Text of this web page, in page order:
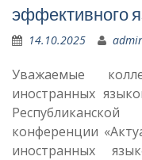
эффективного
14.10.2025
Уважаемые
иностранных
конференции
иностранных